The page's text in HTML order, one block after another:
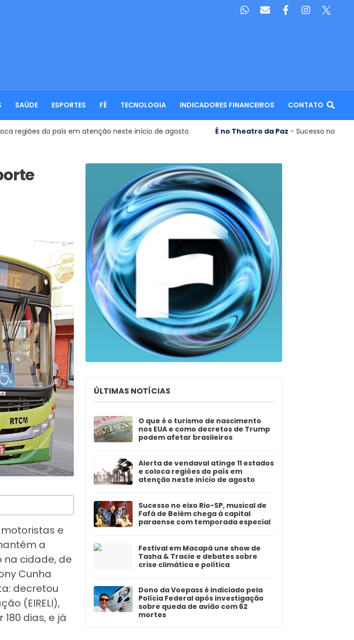
SAÚDE ESPORTES FÉ TECNOLOGIA INDICADORES FINANCEIROS CONTATO
atenção neste início de agosto É no Theatro da Paz - Sucesso no eixo Rio-SP, musical
e
a
cidade, de
Cunha
decretou
(EIRELI),
dias, e já
ÚLTIMAS NOTÍCIAS
O que é o turismo de nascimento
nos EUA e como decretos de Trump
podem afetar brasileiros
Alerta de vendaval atinge 11 estados
e coloca regiões do país em
atenção neste início de agosto
Sucesso no eixo Rio-SP, musical de
Fafá de Belém chega à capital
paraense com temporada especial
Festival em Macapá une show de
Tasha & Tracie e debates sobre
crise climática e política
Dono da Voepass é indiciado pela
Polícia Federal após investigação
sobre queda de avião com 62
mortes